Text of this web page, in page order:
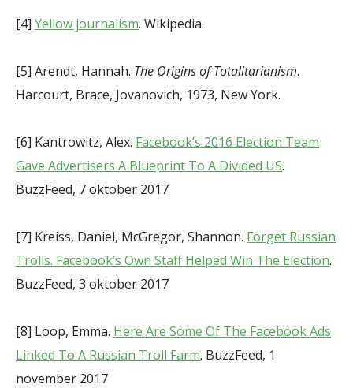
[4] Yellow journalism. Wikipedia.
[5] Arendt, Hannah. The Origins of Totalitarianism.
Harcourt, Brace, Jovanovich, 1973, New York.
[6] Kantrowitz, Alex. Facebook’s 2016 Election Team
Gave Advertisers A Blueprint To A Divided US.
BuzzFeed, 7 oktober 2017
[7] Kreiss, Daniel, McGregor, Shannon. Forget Russian
Trolls. Facebook’s Own Staff Helped Win The Election.
BuzzFeed, 3 oktober 2017
[8] Loop, Emma. Here Are Some Of The Facebook Ads
Linked To A Russian Troll Farm. BuzzFeed, 1
november 2017